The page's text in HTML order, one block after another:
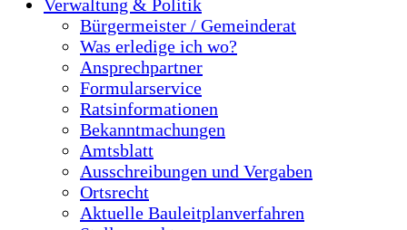
Verwaltung & Politik
Bürgermeister / Gemeinderat
Was erledige ich wo?
Ansprechpartner
Formularservice
Ratsinformationen
Bekanntmachungen
Amtsblatt
Ausschreibungen und Vergaben
Ortsrecht
Aktuelle Bauleitplanverfahren